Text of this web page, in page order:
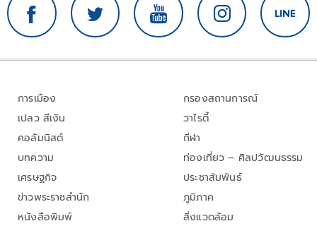
การเมือง
เปลว สีเงิน
คอลัมนิสต์
บทความ
เศรษฐกิจ
ข่าวพระราชสำนัก
หนังสือพิมพ์
กรองสถานการณ์
วาไรตี้
กีฬา
ท่องเที่ยว – ศิลปวัฒนธรรม
ประชาสัมพันธ์
ภูมิภาค
สิ่งแวดล้อม